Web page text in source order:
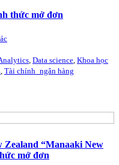
thức mở đơn
Data science Khoa học
Tài chính_ngân hàng
Zealand “Manaaki New
mở đơn